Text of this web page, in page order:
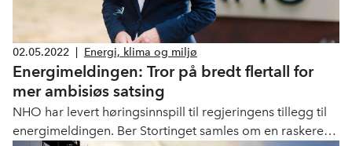
02.05.2022 Energi, klima og miljø
Energimeldingen: Tror på bredt flertall for
mer ambisiøs satsing
NHO har levert høringsinnspill til regjeringens tillegg til
energimeldingen. Ber Stortinget samles om en raskere